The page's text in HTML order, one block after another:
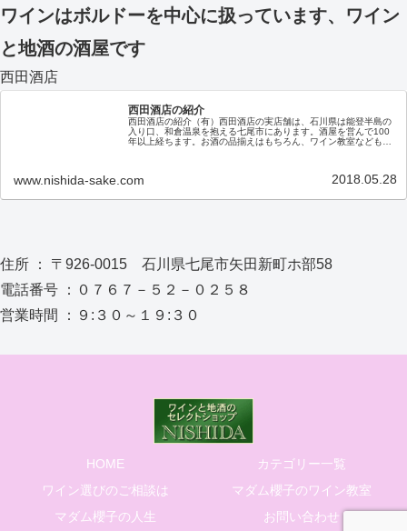
ワインはボルドーを中心に扱っています、ワイン
と地酒の酒屋です
西田酒店
西田酒店の紹介
西田酒店の紹介（有）西田酒店の実店舗は、石川県は能登半島の
入り口、和倉温泉を抱える七尾市にあります。酒屋を営んで100
年以上経ちます。お酒の品揃えはもちろん、ワイン教室なども随
www.nishida-sake.com 2018.05.28
住所 ： 〒926-0015 石川県七尾市矢田新町ホ部58
電話番号 ：０７６７－５２－０２５８
営業時間 ：９:３０～１９:３０
HOME
カテゴリー一覧
ワイン選びのご相談は
マダム櫻子のワイン教室
マダム櫻子の人生
お問い合わせ